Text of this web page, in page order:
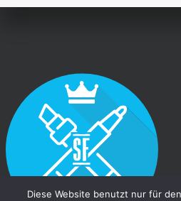
BOMBA BY P-
Diese Website benutzt nur für